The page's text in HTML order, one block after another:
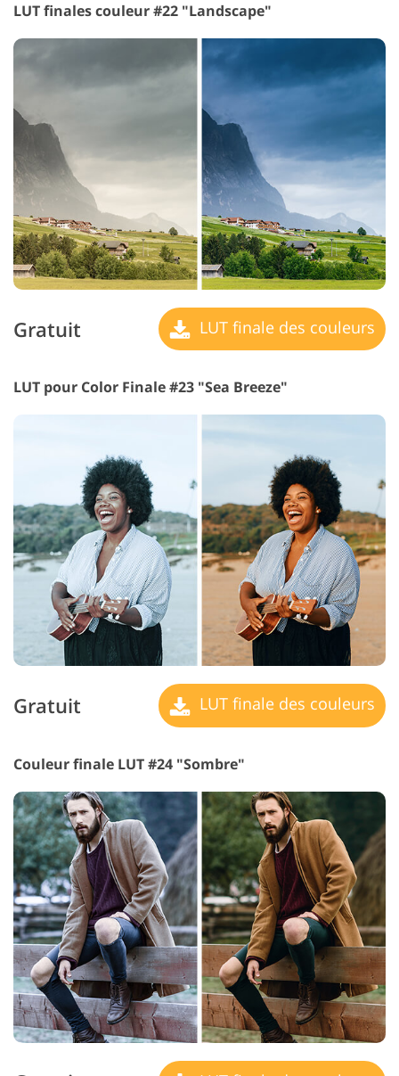
LUT finales couleur #22 "Landscape"
Gratuit LUT finale des couleurs
LUT pour Color Finale #23 "Sea Breeze"
Gratuit LUT finale des couleurs
Couleur finale LUT #24 "Sombre"